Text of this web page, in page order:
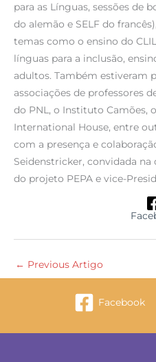
para as Línguas, sessões de
do alemão e SELF do
temas como o ensino do
línguas para a inclusão,
adultos. Também estiveram
associações de professores
do PNL, o Instituto Camões,
International House, entre
com a presença e
Seidenstricker, convidada na
do projeto PEPA e vice-
← Previous Artigo
Facebook